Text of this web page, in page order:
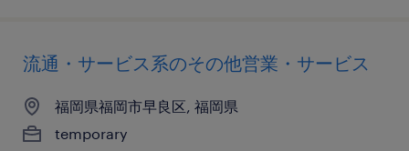
流通・サービス系のその他営業・サービス
福岡県福岡市早良区, 福岡県
temporary